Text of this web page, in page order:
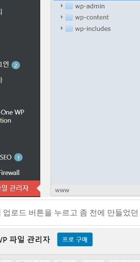
업로드 버튼을 누르고 좀 전에 만들었던